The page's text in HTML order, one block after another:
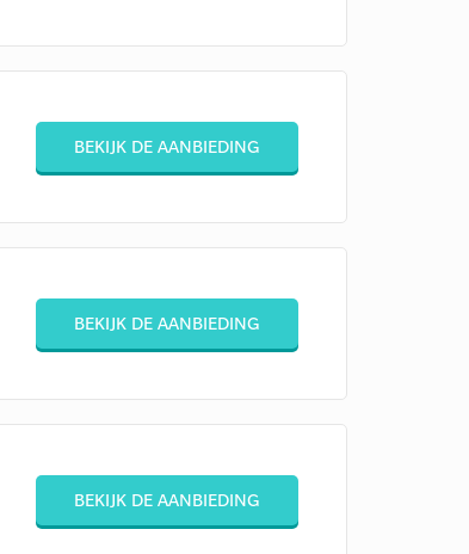
BEKIJK DE AANBIEDING
BEKIJK DE AANBIEDING
BEKIJK DE AANBIEDING